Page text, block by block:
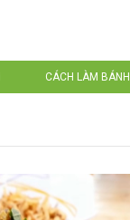
CÁCH LÀM BÁNH